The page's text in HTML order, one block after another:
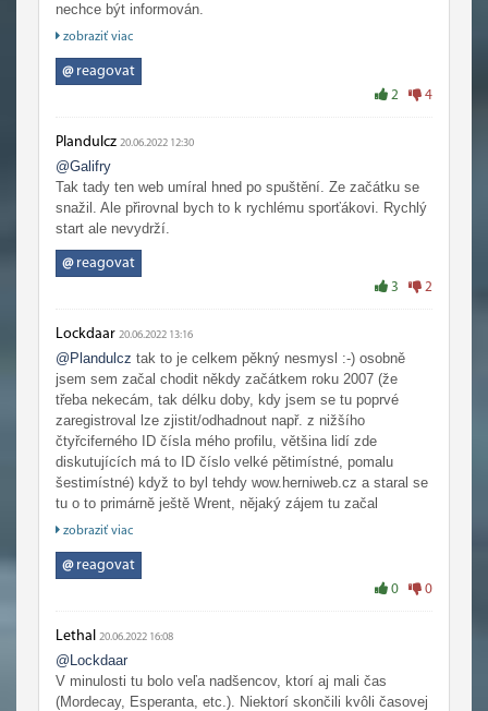
nechce být informován.
myslím, že i to by mělo mít své hranice. Dost lidí by chtělo
českou verzi Wowheadu a na to tedy člověk musí mít
o "Immoralu" to je s prominutím na zvracení.
zobraziť viac
@reagovat
2 4
Plandulcz 20.06.2022 12:30
@Galifry
Tak tady ten web umíral hned po spuštění. Ze začátku se
snažil. Ale přirovnal bych to k rychlému sporťákovi. Rychlý
start ale nevydrží.
@reagovat
3 2
Lockdaar 20.06.2022 13:16
@Plandulcz tak to je celkem pěkný nesmysl :-) osobně
jsem sem začal chodit někdy začátkem roku 2007 (že
třeba nekecám, tak délku doby, kdy jsem se tu poprvé
zaregistroval lze zjistit/odhadnout např. z nižšího
čtyřciferného ID čísla mého profilu, většina lidí zde
diskutujících má to ID číslo velké pětimístné, pomalu
šestimístné) když to byl tehdy wow.herniweb.cz a staral se
tu o to primárně ještě Wrent, nějaký zájem tu začal
pozvolně opadat nějak trochu viditelněji tak cca 4 roky
zejména ve Wotlk/cata, kdy bylo WoW čísly předplatitelů
na špici, sem tehdy chodil z CZ/SK snad skoro každý kdo
stránka o WoW v cz tu nebyla (to tu ještě bylo tehdy třeba i
zobraziť viac
@reagovat
0 0
Lethal 20.06.2022 16:08
@Lockdaar
V minulosti tu bolo veľa nadšencov, ktorí aj mali čas
(Mordecay, Esperanta, etc.). Niektorí skončili kvôli časovej